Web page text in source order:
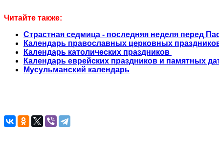
Читайте также:
Страстная седмица - последняя неделя перед
Календарь православных церковных
Календарь католических праздников
Календарь еврейских праздников и памятных
Мусульманский календарь